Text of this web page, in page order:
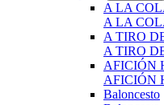
A LA
A LA
A TIRO
A TIRO
AFICIÓN
AFICIÓN
Baloncesto